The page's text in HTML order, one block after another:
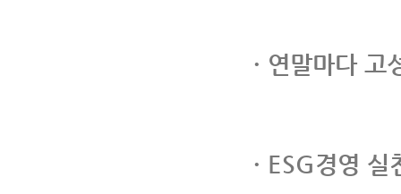
· 연말마다 고
· ESG경영 실